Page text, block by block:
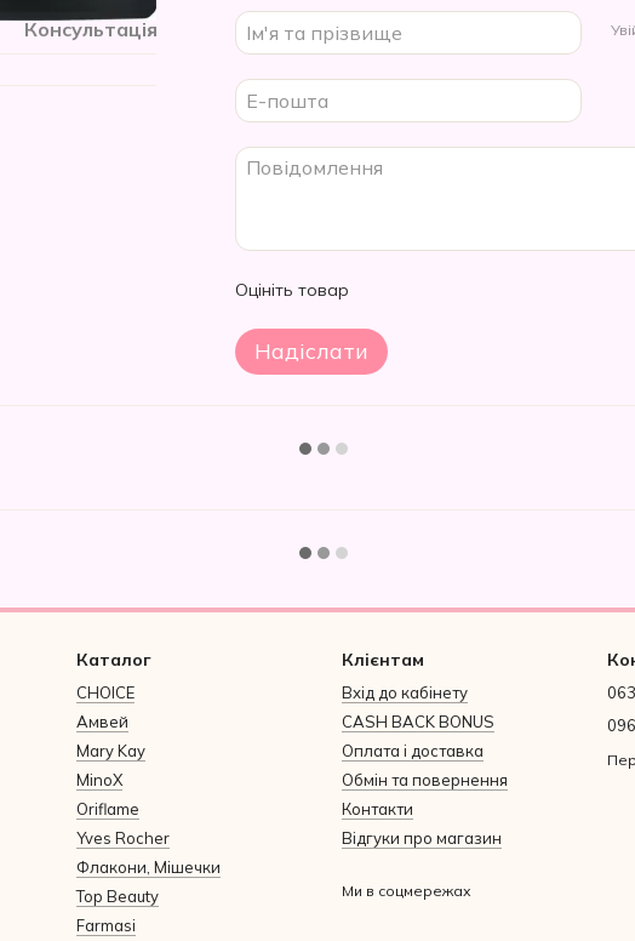
Консультація
Оцініть товар
Надіслати
Каталог
CHOICE
Амвей
Mary Kay
MinoX
Oriflame
Yves Rocher
Флакони, Мішечки
Top Beauty
Farmasi
Клієнтам
Вхід до кабінету
CASH BACK BONUS
Оплата і доставка
Обмін та повернення
Контакти
Відгуки про магазин
Ми в соцмережах